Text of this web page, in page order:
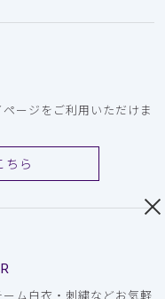
ージをご利用いただけま
ちら
ム白衣・刺繍などお気軽